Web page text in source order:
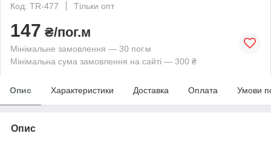
Код: TR-477
Тільки опт
147 ₴/пог.м
Мінімальне замовлення — 30 пог.м
Мінімальна сума замовлення на сайті — 300 ₴
Опис Характеристики Доставка Оплата Умови
Опис